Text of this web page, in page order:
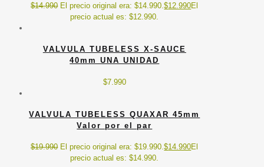
$14.990 El precio original era: $14.990.$12.990El
precio actual es: $12.990.
VALVULA TUBELESS X-SAUCE
40mm UNA UNIDAD
$7.990
VALVULA TUBELESS QUAXAR 45mm
Valor por el par
$19.990 El precio original era: $19.990.$14.990El
precio actual es: $14.990.